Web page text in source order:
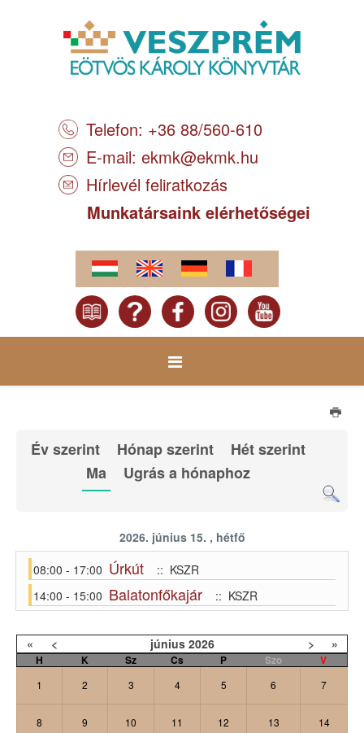
Telefon: +36 88/560-610
E-mail: ekmk@ekmk.hu
Hírlevél feliratkozás
Munkatársaink elérhetőségei
Év szerint Hónap szerint
Hét szerint
Ma
Ugrás a hónaphoz
2026. június 15. , hétfő
08:00 - 17:00 Úrkút
:: KSZR
14:00 - 15:00 Balatonfőkajár :: KSZR
« < június 2026 > »
H K Sz Cs P Szo V
1 2 3 4 5 6 7
8 9 10 11 12 13 14